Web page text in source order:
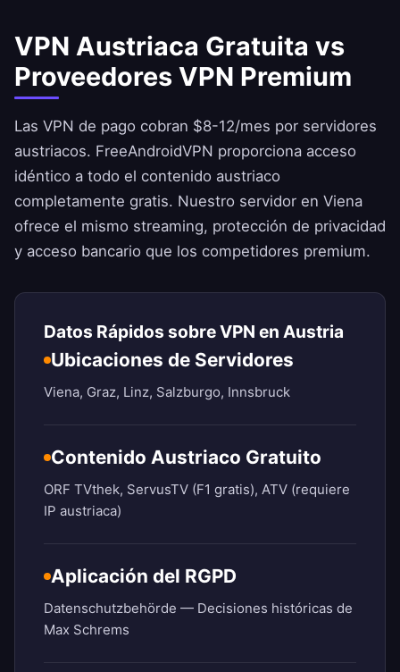
VPN Austriaca Gratuita vs
Proveedores VPN Premium
Las VPN de pago cobran $8-12/mes por servidores
austriacos. FreeAndroidVPN proporciona acceso
idéntico a todo el contenido austriaco
completamente gratis. Nuestro servidor en Viena
ofrece el mismo streaming, protección de privacidad
y acceso bancario que los competidores premium.
Datos Rápidos sobre VPN en Austria
Ubicaciones de Servidores
Viena, Graz, Linz, Salzburgo, Innsbruck
Contenido Austriaco Gratuito
ORF TVthek, ServusTV (F1 gratis), ATV (requiere
IP austriaca)
Aplicación del RGPD
Datenschutzbehörde — Decisiones históricas de
Max Schrems